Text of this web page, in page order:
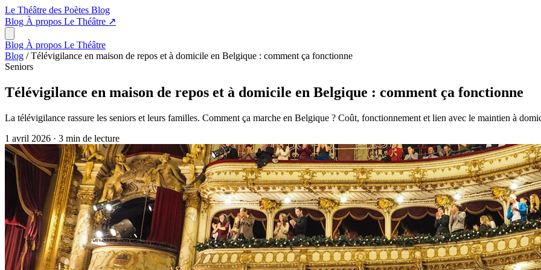
Le Théâtre des Poètes Blog
Blog À propos Le Théâtre ↗
Blog À propos Le Théâtre
Blog / Télévigilance en maison de repos et à domicile en Belgique : comment ça fonctionne
Seniors
Télévigilance en maison de repos et à domicile en Belgique : comment ça fonctionne
La télévigilance rassure les seniors et leurs familles. Comment ça marche en Belgique ? Coût, fonctionnement et lien avec le maintien à
1 avril 2026 · 3 min de lecture